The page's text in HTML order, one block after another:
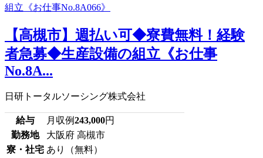
【高槻市】週払い可◆寮費無料！経験
者急募◆生産設備の組立《お仕事
No.8A...
日研トータルソーシング株式会社
給与 月収例243,000円
勤務地
大阪府 高槻市
寮・社宅 あり（無料）